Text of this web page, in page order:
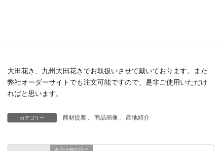
大田花き、九州大田花きでお取扱いさせて戴いております。また
弊社オーダーサイトでも注文可能ですので、是非ご使用いただけ
ればと思います。
カテゴリー 商材提案 商品画像 産地紹介
今日は何の日？